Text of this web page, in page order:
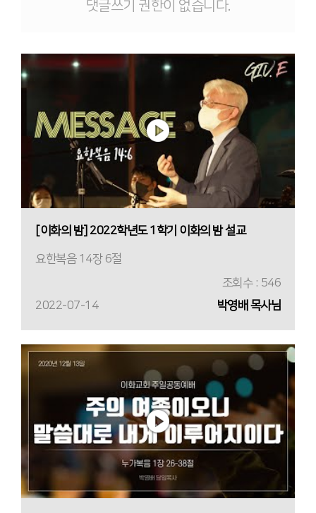
댓글쓰기 권한이 없습니다.
[이화의 밤] 2022학년도 1학기 이화의 밤 설교
요한복음 14장 6절
조회수 : 546
2022-07-14
박영배 목사님